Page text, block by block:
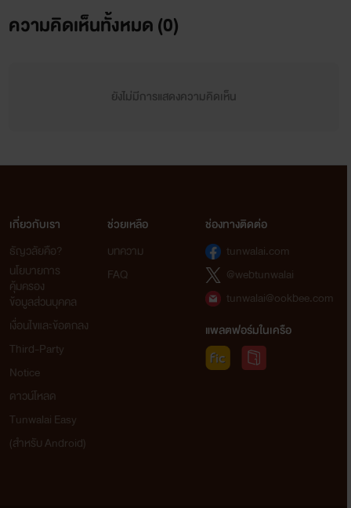
ความคิดเห็นทั้งหมด (0)
ยังไม่มีการแสดงความคิดเห็น
เกี่ยวกับเรา
ธัญวลัยคือ?
นโยบายการ
คุ้มครอง
ข้อมูลส่วนบุคคล
เงื่อนไขและข้อตกลง
Third-Party
Notice
ดาวน์โหลด
Tunwalai Easy
(สำหรับ Android)
ช่วยเหลือ
บทความ
FAQ
ช่องทางติดต่อ
tunwalai.com
@webtunwalai
tunwalai@ookbee.com
แพลตฟอร์มในเครือ